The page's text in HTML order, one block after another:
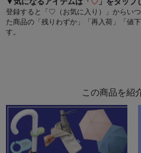
登録すると「♡（お気に入り）」からい
た商品の「残りわずか」「再入荷」「値
す。
この商品を紹